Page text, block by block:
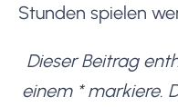
Stunden spielen
Dieser Beitrag
einem * markiere.